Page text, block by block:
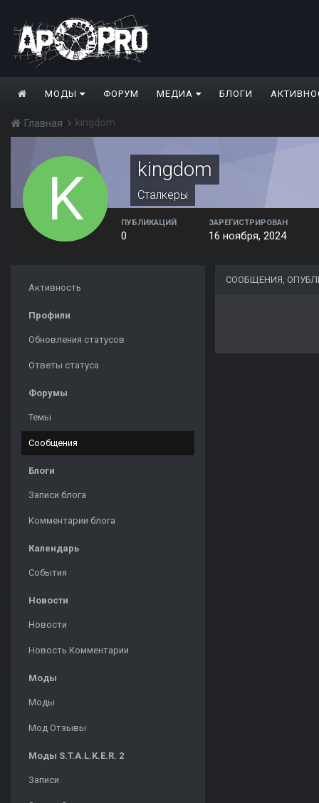
МОДЫ ФОРУМ МЕДИА БЛОГИ
Главная kingdom
kingdom
Сталкеры
ПУБЛИКАЦИЙ
0
ЗАРЕГИСТРИРОВАН
16 ноября, 2024
Активность
Профили
Обновления статусов
Ответы статуса
Форумы
Темы
Сообщения
Блоги
Записи блога
Комментарии блога
Календарь
События
Новости
Новости
Новость Комментарии
Моды
Моды
Мод Отзывы
Моды S.T.A.L.K.E.R. 2
Записи
СООБЩЕНИЯ,